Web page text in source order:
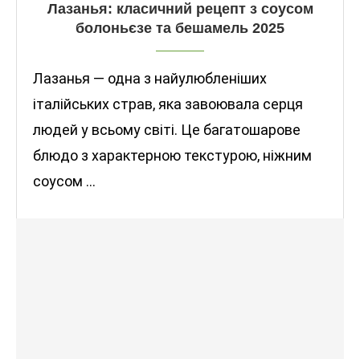
Лазанья: класичний рецепт з соусом
болоньєзе та бешамель 2025
Лазанья — одна з найулюбленіших
італійських страв, яка завоювала серця
людей у всьому світі. Це багатошарове
блюдо з характерною текстурою, ніжним
соусом …